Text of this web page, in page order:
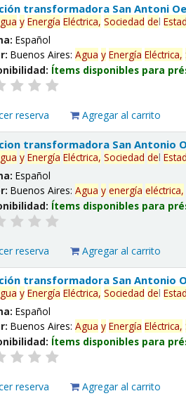
transformadora San Antoni
y Energía Eléctrica, Sociedad del
Español
Buenos Aires:Agua y Energía Eléctrica,
Ítems disponibles para
reserva Agregar al carrito
transformadora San Antonio
y Energía Eléctrica, Sociedad del
Español
Buenos Aires:Agua y energía eléctrica,
Ítems disponibles para
reserva Agregar al carrito
transformadora San Antonio
y Energía Eléctrica, Sociedad del
Español
Buenos Aires:Agua y Energía Eléctrica,
Ítems disponibles para
reserva Agregar al carrito